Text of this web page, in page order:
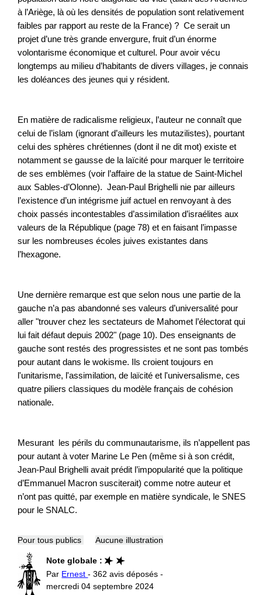
à l’Ariège, là où les densités de population sont relativement
faibles par rapport au reste de la France) ? Ce serait un
projet d’une très grande envergure, fruit d’un énorme
volontarisme économique et culturel. Pour avoir vécu
longtemps au milieu d’habitants de divers villages, je connais
les doléances des jeunes qui y résident.
En matière de radicalisme religieux, l’auteur ne connaît que
celui de l’islam (ignorant d’ailleurs les mutazilistes), pourtant
celui des sphères chrétiennes (dont il ne dit mot) existe et
notamment se gausse de la laïcité pour marquer le territoire
de ses emblèmes (voir l’affaire de la statue de Saint-Michel
aux Sables-d’Olonne). Jean-Paul Brighelli nie par ailleurs
l’existence d’un intégrisme juif actuel en renvoyant à des
choix passés incontestables d’assimilation d’israélites aux
valeurs de la République (page 78) et en faisant l’impasse
sur les nombreuses écoles juives existantes dans
l’hexagone.
Une dernière remarque est que selon nous une partie de la
gauche n’a pas abandonné ses valeurs d’universalité pour
aller "trouver chez les sectateurs de Mahomet l’électorat qui
lui fait défaut depuis 2002" (page 10). Des enseignants de
gauche sont restés des progressistes et ne sont pas tombés
pour autant dans le wokisme. Ils croient toujours en
l'unitarisme, l'assimilation, de laïcité et l'universalisme, ces
quatre piliers classiques du modèle français de cohésion
nationale.
Mesurant les périls du communautarisme, ils n’appellent pas
pour autant à voter Marine Le Pen (même si à son crédit,
Jean-Paul Brighelli avait prédit l’impopularité que la politique
d’Emmanuel Macron susciterait) comme notre auteur et
n’ont pas quitté, par exemple en matière syndicale, le SNES
pour le SNALC.
Pour tous publics Aucune illustration
Note globale :
Par Ernest- 362 avis déposés -
mercredi 04 septembre 2024